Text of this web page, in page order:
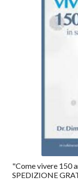
"Come vivere 150
SPEDIZIONE